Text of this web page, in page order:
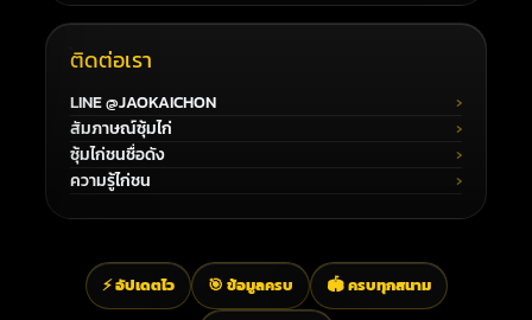
ติดต่อเรา
LINE @JAOKAICHON
สัมภาษณ์ซุ้มไก่
ซุ้มไก่ชนชื่อดัง
ความรู้ไก่ชน
⚡ อัปเดตไว 🎯 ข้อมูลครบ 🏟️ ครบทุกสนาม